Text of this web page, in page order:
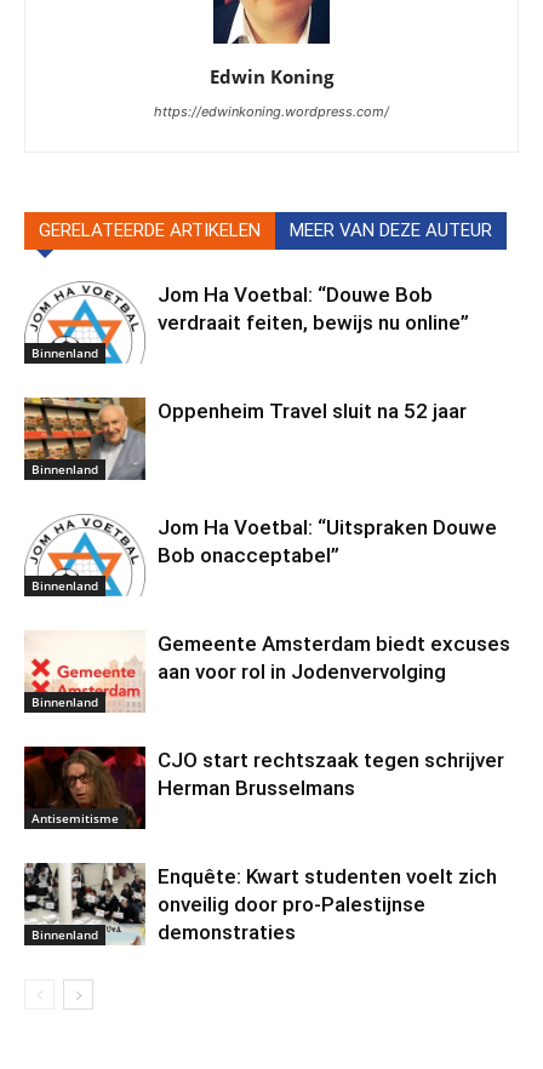
Edwin Koning
https://edwinkoning.wordpress.com/
GERELATEERDE ARTIKELEN MEER VAN DEZE AUTEUR
Binnenland
Jom Ha Voetbal: “Douwe Bob
verdraait feiten, bewijs nu online”
Binnenland
Oppenheim Travel sluit na 52 jaar
Binnenland
Jom Ha Voetbal: “Uitspraken Douwe
Bob onacceptabel”
Binnenland
Gemeente Amsterdam biedt excuses
aan voor rol in Jodenvervolging
Antisemitisme
CJO start rechtszaak tegen schrijver
Herman Brusselmans
Binnenland
Enquête: Kwart studenten voelt zich
onveilig door pro-Palestijnse
demonstraties